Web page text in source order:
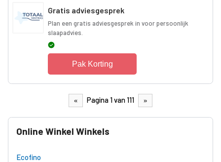
Gratis adviesgesprek
Plan een gratis adviesgesprek in voor persoonlijk
slaapadvies.
Pak Korting
« Pagina 1 van 111 »
Online Winkel Winkels
Ecofino